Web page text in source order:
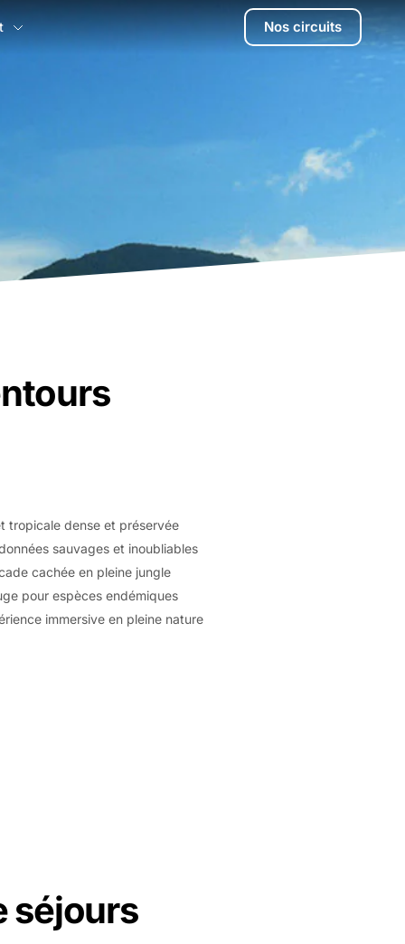
Nos circuits
tropicale dense et préservée
sauvages et inoubliables
cachée en pleine jungle
pour espèces endémiques
immersive en pleine nature
séjours